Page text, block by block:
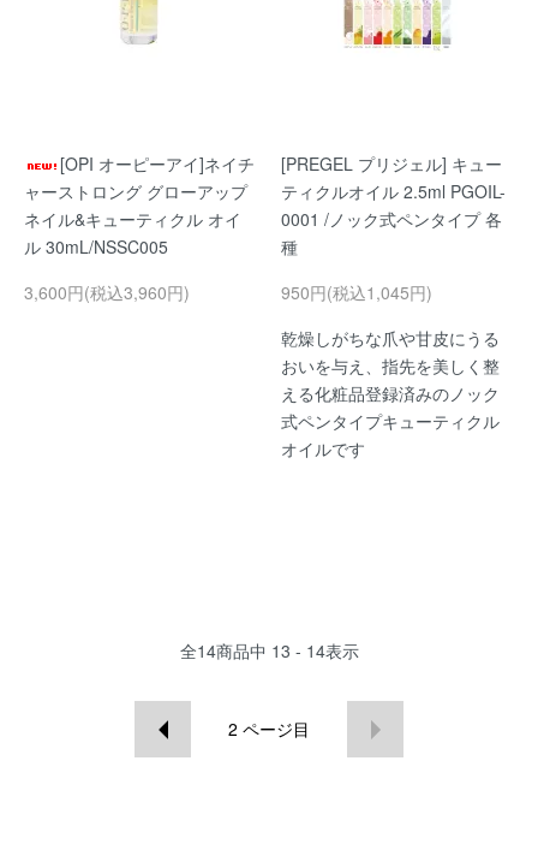
[OPI オーピーアイ]ネイチ
ャーストロング グローアップ
ネイル&キューティクル オイ
ル 30mL/NSSC005
3,600円(税込3,960円)
[PREGEL プリジェル] キュー
ティクルオイル 2.5ml PGOIL-
0001 /ノック式ペンタイプ 各
種
950円(税込1,045円)
乾燥しがちな爪や甘皮にうる
おいを与え、指先を美しく整
える化粧品登録済みのノック
式ペンタイプキューティクル
オイルです
全14商品中 13 - 14表示
2 ページ目